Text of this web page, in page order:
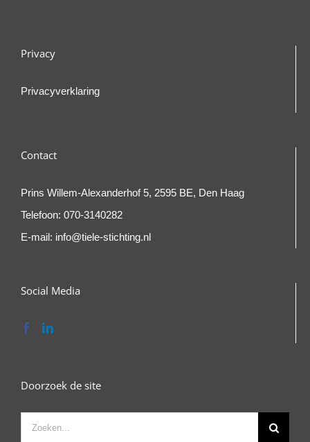
Privacy
Privacyverklaring
Contact
Prins Willem-Alexanderhof 5, 2595 BE, Den Haag
Telefoon: 070-3140282
E-mail: info@tiele-stichting.nl
Social Media
Doorzoek de site
Zoeken